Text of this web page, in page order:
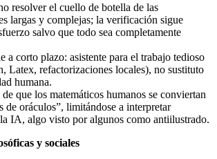
resolver el cuello de botella de las
largas y complejas; la verificación sigue
salvo que todo sea completamente
a corto plazo: asistente para el trabajo tedioso
Latex, refactorizaciones locales), no sustituto
humana.
que los matemáticos humanos se conviertan
de oráculos”, limitándose a interpretar
IA, algo visto por algunos como antiilustrado.
y sociales